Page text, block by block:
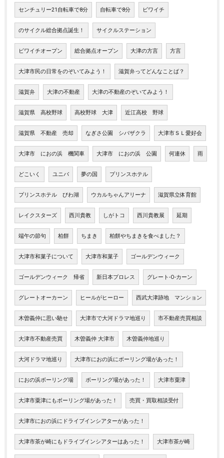
センチュリー21自転車で8分 自転車で8分 ビワイチ
のサイクル総合拠点誕生！ サイクルステーション
ビワイチオープン 総合拠点オープン 大津の方言 方言
大津市民の日常をのぞいてみよう！ 滋賀弁ってどんなことば？
滋賀弁 大津の不動産 大津の不動産のぞいてみよう！
滋賀県 高校野球 高校野球 大津 近江高校 野球
滋賀県 不動産 売却 なぎさ公園 シバザクラ 大津市ＳＬ愛好会
大津市 におの浜 機関車 大津市 におの浜 公園 何連休 雨
どこいく ユニバ 夢の国 プリンスホテル
プリンスホテル びわ湖 ウカルちゃんアリーナ 滋賀県立体育館
レイクスターズ 西川貴教 しがトコ 西川貴教展 延期
端午の節句 柏餅 ちまき 柏餅やちまきを食べました？
大津市和菓子について 大津市和菓子 ゴールデンウィーク
ゴールデンウィーク 帰省 新日本プロレス グレート-O-カーン
グレートオーカーン ヒールがヒーロー 西武大津跡地 マンション
木曽義仲に思い馳せ 大津市で大河ドラマ地巡り 市不動産売買相談
大津市不動産売買 木曽義仲 大津市 木曽義仲地巡り
大河ドラマ地巡り 大津市におの浜にボーリング場があった！
におの浜ボーリング場 ボーリング場があった！ 大津市粟津
大津市粟津にもボーリング場があった！ 売買・買取相談受付
大津市におの浜にドライブインシアターがあった！
大津市茶が崎にもドライブインシアターはあった！ 大津市茶が崎